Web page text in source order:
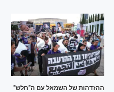
ההזדהות של השמאל עם ה"חלש"